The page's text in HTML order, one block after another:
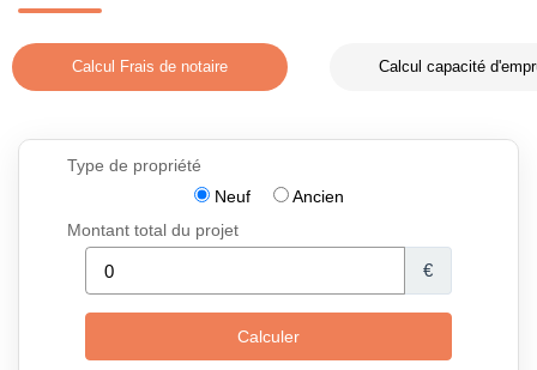
Calcul Frais de notaire Calcul capacité